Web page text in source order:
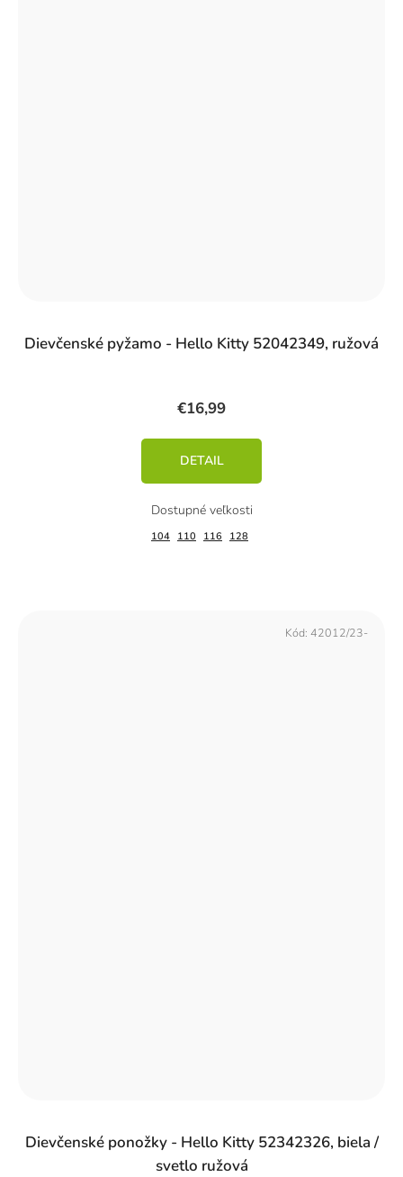
Dievčenské pyžamo - Hello Kitty 52042349, ružová
€16,99
DETAIL
104 110 116 128
Dievčenské ponožky - Hello Kitty 52342326, biela /
svetlo ružová
Kód: 42012/23-